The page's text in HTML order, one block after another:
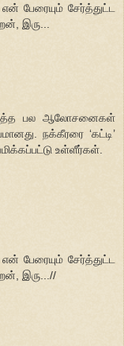
பேரையும் சேர்த்துட்ட
இரு...
பல ஆலோசனைகள்
நக்கீரரை ‘கட்டி’
உள்ளீர்கள்.
பேரையும் சேர்த்துட்ட
இரு...//